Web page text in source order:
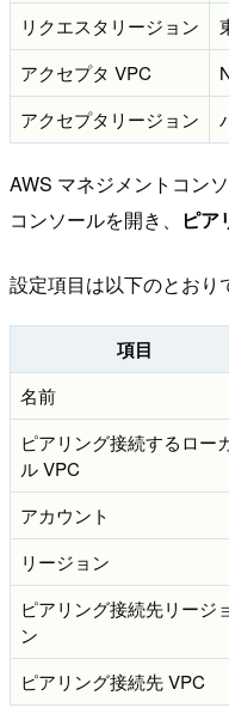
リクエスタリージョン
アクセプタ VPC
アクセプタリージョン
AWS マネジメントコン
コンソールを開き、
ピア
設定項目は以下のとおり
項目
名前
ピアリング接続するロー
ル VPC
アカウント
リージョン
ピアリング接続先リージ
ン
ピアリング接続先 VPC